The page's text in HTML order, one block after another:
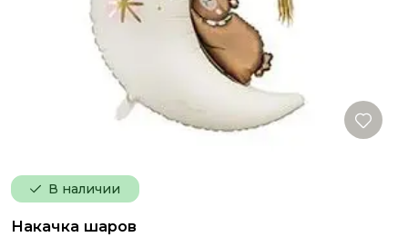
В наличии
Накачка шаров